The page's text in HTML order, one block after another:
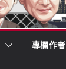
專欄作者